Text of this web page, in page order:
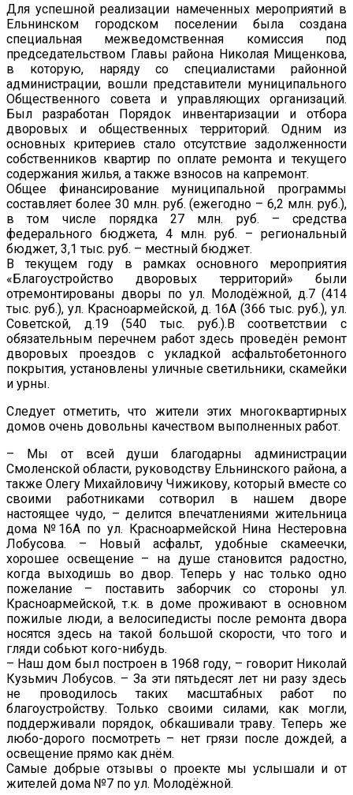
Для успешной реализации намеченных мероприятий в
Ельнинском городском поселении была создана
специальная межведомственная комиссия под
председательством Главы района Николая Мищенкова,
в которую, наряду со специалистами районной
администрации, вошли представители муниципального
Общественного совета и управляющих организаций.
Был разработан Порядок инвентаризации и отбора
дворовых и общественных территорий. Одним из
основных критериев стало отсутствие задолженности
собственников квартир по оплате ремонта и текущего
содержания жилья, а также взносов на капремонт.
Общее финансирование муниципальной программы
составляет более 30 млн. руб. (ежегодно – 6,2 млн. руб.),
в том числе порядка 27 млн. руб. – средства
федерального бюджета, 4 млн. руб. – региональный
бюджет, 3,1 тыс. руб. – местный бюджет.
В текущем году в рамках основного мероприятия
«Благоустройство дворовых территорий» были
отремонтированы дворы по ул. Молодёжной, д.7 (414
тыс. руб.), ул. Красноармейской, д. 16А (366 тыс. руб.), ул.
Советской, д.19 (540 тыс. руб.).В соответствии с
обязательным перечнем работ здесь проведён ремонт
дворовых проездов с укладкой асфальтобетонного
покрытия, установлены уличные светильники, скамейки
и урны.
Следует отметить, что жители этих многоквартирных
домов очень довольны качеством выполненных работ.
– Мы от всей души благодарны администрации
Смоленской области, руководству Ельнинского района, а
также Олегу Михайловичу Чижикову, который вместе со
своими работниками сотворил в нашем дворе
настоящее чудо, – делится впечатлениями жительница
дома №16А по ул. Красноармейской Нина Нестеровна
Лобусова. – Новый асфальт, удобные скамеечки,
хорошее освещение – на душе становится радостно,
когда выходишь во двор. Теперь у нас только одно
пожелание – поставить заборчик со стороны ул.
Красноармейской, т.к. в доме проживают в основном
пожилые люди, а велосипедисты после ремонта двора
носятся здесь на такой большой скорости, что того и
гляди собьют кого-нибудь.
– Наш дом был построен в 1968 году, – говорит Николай
Кузьмич Лобусов. – За эти пятьдесят лет ни разу здесь
не проводилось таких масштабных работ по
благоустройству. Только своими силами, как могли,
поддерживали порядок, обкашивали траву. Теперь же
любо-дорого посмотреть – нет грязи после дождей, а
освещение прямо как днём.
Самые добрые отзывы о проекте мы услышали и от
жителей дома №7 по ул. Молодёжной.